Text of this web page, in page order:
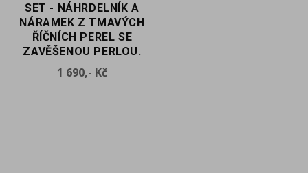
SET - NÁHRDELNÍK A
NÁRAMEK Z TMAVÝCH
ŘÍČNÍCH PEREL SE
ZAVĚŠENOU PERLOU.
1 690,- KčCena